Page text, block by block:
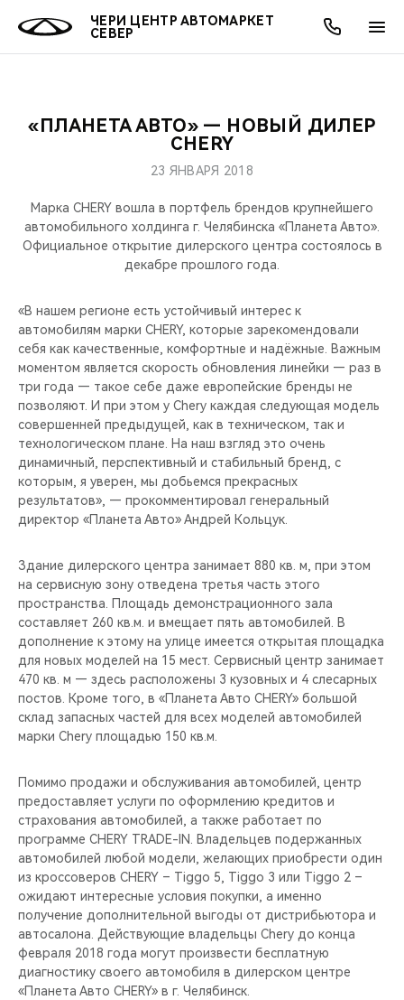
ЧЕРИ ЦЕНТР АВТОМАРКЕТ
СЕВЕР
МОДЕЛИ
КРОССОВЕРЫ
НОВИНКИ
ПОКУПАТЕЛЯМ
КРЕДИТ И СТРАХОВАНИЕ
ВЛАДЕЛЬЦАМ
ЗАПЧАСТИ И АКСЕССУАРЫ
CHERY CONNECT
МИР CHERY
О БРЕНДЕ
CHERY В СОЦСЕТЯХ
ЛЮДИ CHERY
CHERY REMOTE
НАШИ МЕРОПРИЯТИЯ
CHERY ДЛЯ ДЕТЕЙ
АКЦИИ
ОНЛАЙН СЕРВИСЫ
КРЕДИТ
О КОМПАНИИ
МЫ В СОЦСЕТЯХ
«ПЛАНЕТА АВТО» — НОВЫЙ ДИЛЕР
CHERY
23 ЯНВАРЯ 2018
Марка CHERY вошла в портфель брендов крупнейшего
автомобильного холдинга г. Челябинска «Планета Авто».
Официальное открытие дилерского центра состоялось в
декабре прошлого года.
«В нашем регионе есть устойчивый интерес к
автомобилям марки CHERY, которые зарекомендовали
себя как качественные, комфортные и надёжные. Важным
моментом является скорость обновления линейки — раз в
три года — такое себе даже европейcкие бренды не
позволяют. И при этом у Chery каждая следующая модель
совершенней предыдущей, как в техническом, так и
технологическом плане. На наш взгляд это очень
динамичный, перспективный и стабильный бренд, с
которым, я уверен, мы добьемся прекрасных
результатов», — прокомментировал генеральный
директор «Планета Авто» Андрей Кольцук.
Здание дилерского центра занимает 880 кв. м, при этом
на сервисную зону отведена третья часть этого
пространства. Площадь демонстрационного зала
составляет 260 кв.м. и вмещает пять автомобилей. В
дополнение к этому на улице имеется открытая площадка
для новых моделей на 15 мест. Сервисный центр занимает
470 кв. м — здесь расположены 3 кузовных и 4 слесарных
постов. Кроме того, в «Планета Авто CHERY» большой
склад запасных частей для всех моделей автомобилей
марки Chery площадью 150 кв.м.
Помимо продажи и обслуживания автомобилей, центр
предоставляет услуги по оформлению кредитов и
страхования автомобилей, а также работает по
программе CHERY TRADE-IN. Владельцев подержанных
автомобилей любой модели, желающих приобрести один
из кроссоверов CHERY – Tiggo 5, Tiggo 3 или Tiggo 2 –
ожидают интересные условия покупки, а именно
получение дополнительной выгоды от дистрибьютора и
автосалона. Действующие владельцы Chery до конца
февраля 2018 года могут произвести бесплатную
диагностику своего автомобиля в дилерском центре
«Планета Авто CHERY» в г. Челябинск.